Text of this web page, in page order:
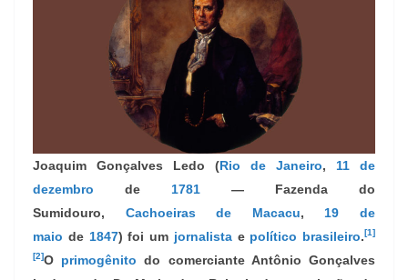
Joaquim Gonçalves Ledo (Rio de Janeiro, 11 de
dezembro de 1781 — Fazenda do
Sumidouro, Cachoeiras de Macacu, 19 de
maio de 1847) foi um jornalistae político brasileiro.[1]
[2]O primogênito do comerciante Antônio Gonçalves